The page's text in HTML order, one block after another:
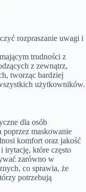
rozpraszanie uwagi i
trudności z
z zewnątrz,
tworząc bardziej
użytkowników.
dla osób
poprzez maskowanie
komfort oraz jakość
irytację, które często
zarówno w
co sprawia, że
potrzebują